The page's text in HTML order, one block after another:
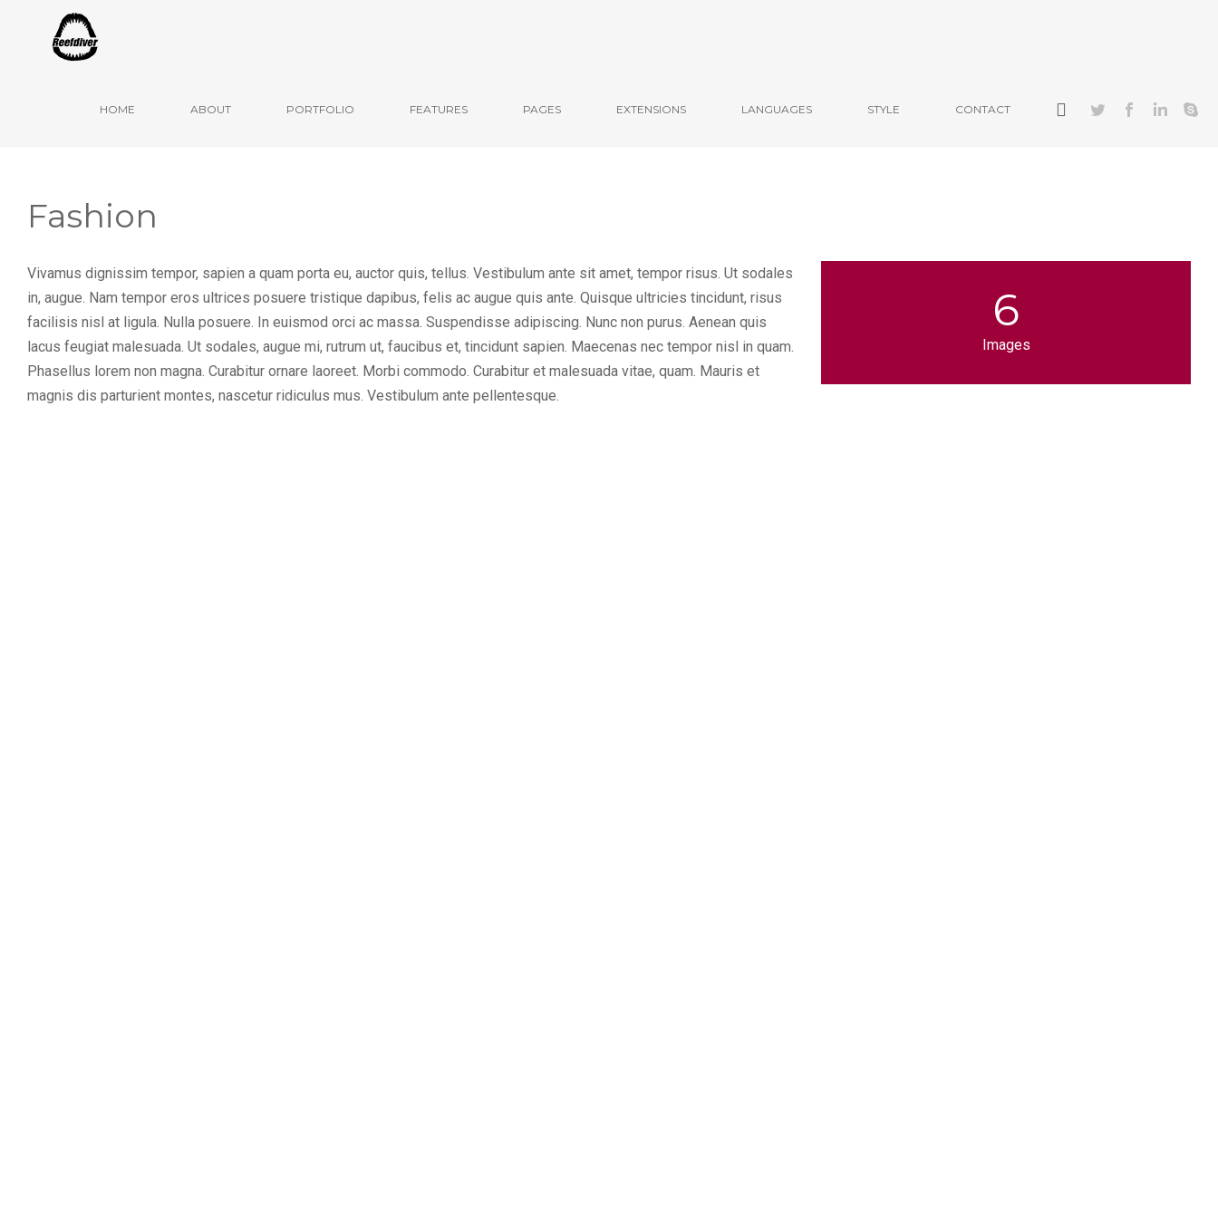
Ulm, Mai 2020
HOME ABOUT PORTFOLIO FEATURES PAGES EXTENSIONS LANGUAGES STYLE CONTACT
Fashion
Vivamus dignissim tempor, sapien a quam porta eu, auctor quis, tellus. Vestibulum ante sit amet, tempor risus. Ut sodales
in, augue. Nam tempor eros ultrices posuere tristique dapibus, felis ac augue quis ante. Quisque ultricies tincidunt, risus
facilisis nisl at ligula. Nulla posuere. In euismod orci ac massa. Suspendisse adipiscing. Nunc non purus. Aenean quis
lacus feugiat malesuada. Ut sodales, augue mi, rutrum ut, faucibus et, tincidunt sapien. Maecenas nec tempor nisl in quam.
Phasellus lorem non magna. Curabitur ornare laoreet. Morbi commodo. Curabitur et malesuada vitae, quam. Mauris et
magnis dis parturient montes, nascetur ridiculus mus. Vestibulum ante pellentesque.
6
Images